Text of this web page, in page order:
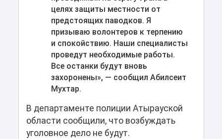
целях защиты местности от
предстоящих паводков. Я
призываю волонтеров к терпению
и спокойствию. Наши специалисты
проведут необходимые работы.
Все останки будут вновь
захоронены», — сообщил Абилсеит
Мухтар.
В департаменте полиции Атырауской
области сообщили, что возбуждать
уголовное дело не будут.